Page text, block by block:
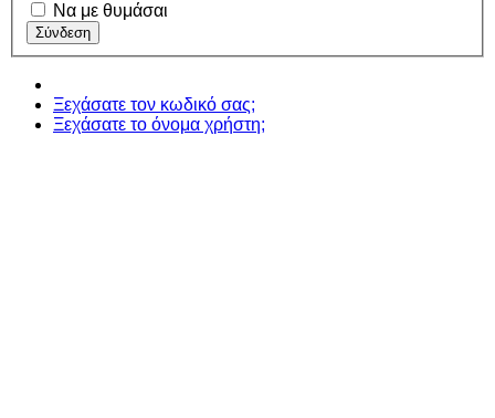
Να με θυμάσαι
Ξεχάσατε τον κωδικό σας;
Ξεχάσατε το όνομα χρήστη;